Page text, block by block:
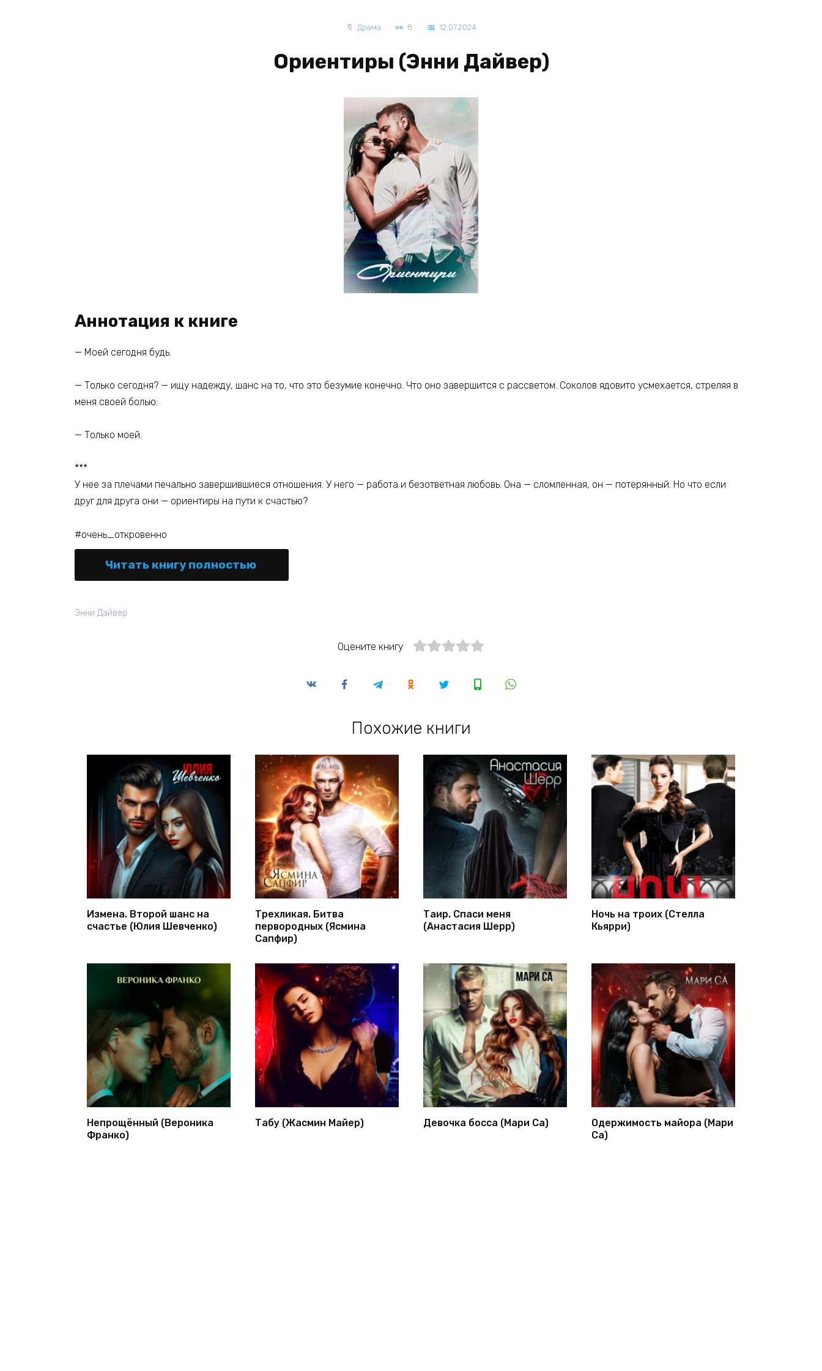
Драма 8 12.07.2024
Ориентиры (Энни Дайвер)
Аннотация к книге
— Моей сегодня будь.
— Только сегодня? — ищу надежду, шанс на то, что это безумие конечно. Что оно завершится с рассветом. Соколов ядовито усмехается, стреляя в
меня своей болью:
— Только моей.
***
У нее за плечами печально завершившиеся отношения. У него — работа и безответная любовь. Она — сломленная, он — потерянный. Но что если
друг для друга они — ориентиры на пути к счастью?
#очень_откровенно
Читать книгу полностью
Энни Дайвер
Оцените книгу
Похожие книги
Измена. Второй шанс на
счастье (Юлия Шевченко)
Трехликая. Битва
первородных (Ясмина
Сапфир)
Таир. Спаси меня
(Анастасия Шерр)
Ночь на троих (Стелла
Кьярри)
Непрощённый (Вероника
Франко)
Табу (Жасмин Майер) Девочка босса (Мари Са)
Одержимость майора (Мари
Са)